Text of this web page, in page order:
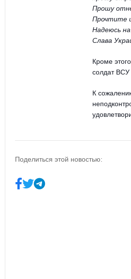
Прошу
Прочтите
Надеюсь
Слава
Кроме
солдат ВСУ
К
Поделиться этой новостью: